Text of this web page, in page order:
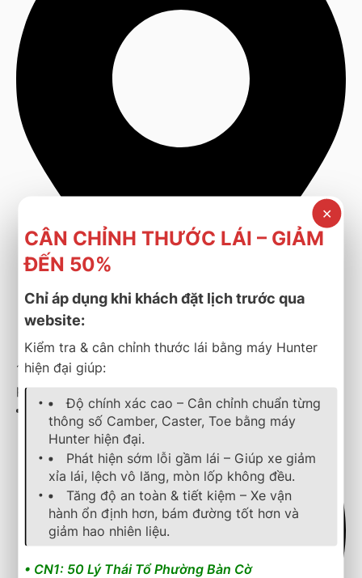
✕
CÂN CHỈNH THƯỚC LÁI – GIẢM
ĐẾN 50%
Chỉ áp dụng khi khách đặt lịch trước qua
website:
Kiểm tra & cân chỉnh thước lái bằng máy Hunter
hiện đại giúp:
Độ chính xác cao – Cân chỉnh chuẩn từng
thông số Camber, Caster, Toe bằng máy
Hunter hiện đại.
Phát hiện sớm lỗi gầm lái – Giúp xe giảm
xỉa lái, lệch vô lăng, mòn lốp không đều.
Tăng độ an toàn & tiết kiệm – Xe vận
hành ổn định hơn, bám đường tốt hơn và
giảm hao nhiên liệu.
• CN1: 50 Lý Thái Tổ Phường Bàn Cờ
111/2 Quốc lộ 1A, Phường Thới An, Quận 12, Thành
phố Hồ Chí Minh